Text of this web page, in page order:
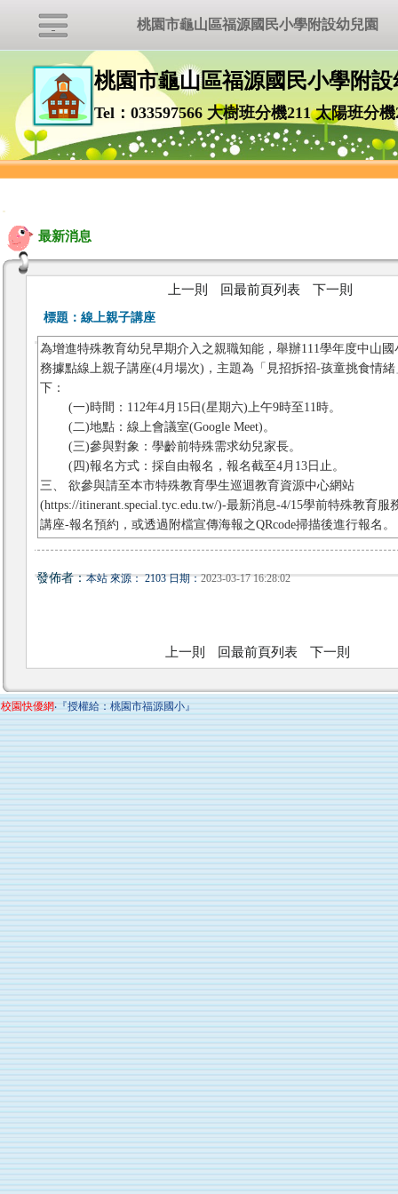
桃園市龜山區福源國民小學附設
Tel：033597566 大樹班分機211 太陽班分機
:::
最新消息
上一則 回最前頁列表 下一則
標題：線上親子講座
為增進特殊教育幼兒早期介入之親職知能，舉辦111學年度中山
務據點線上親子講座(4月場次)，主題為「見招拆招-孩童挑食情
下：
(一)時間：112年4月15日(星期六)上午9時至11時。
(二)地點：線上會議室(Google Meet)。
(三)參與對象：學齡前特殊需求幼兒家長。
(四)報名方式：採自由報名，報名截至4月13日止。
三、 欲參與請至本市特殊教育學生巡迴教育資源中心網站
(https://itinerant.special.tyc.edu.tw/)-最新消息-4/15學前特殊教育服
講座-報名預約，或透過附檔宣傳海報之QRcode掃描後進行報名。
發佈者：本站 來源： 2103 日期：2023-03-17 16:28:02
上一則 回最前頁列表 下一則
校園快優網‧『授權給：桃園市福源國小』
桃園市龜山區福源國民小學附設幼兒園